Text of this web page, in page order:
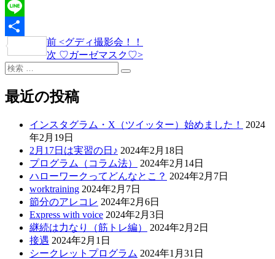
Twitter
Line
共
有
投
稿
ビ
過
去
稿
前 <グディ撮影会！！
次
稿
次 ♡ガーゼマスク♡>
検
検
最近の投稿
インスタグラム・X（ツイッター）始めました！
2024
年2月19日
2月17日は実習の日♪ 2024年2月18日
プログラム（コラム法）
2024年2月14日
ハローワークってどんなとこ？ 2024年2月7日
worktraining 2024年2月7日
節分のアレコレ 2024年2月6日
Express with voice 2024年2月3日
継続は力なり（筋トレ編）
2024年2月2日
接遇 2024年2月1日
シークレットプログラム 2024年1月31日